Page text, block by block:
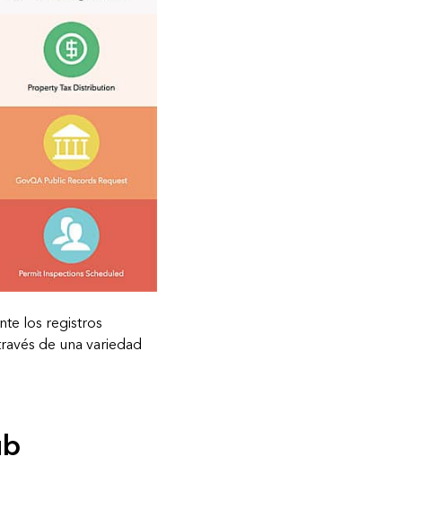
los registros
de una variedad